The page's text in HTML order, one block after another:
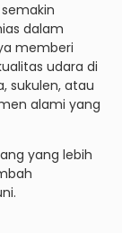
dalam
memberi
udara di
sukulen, atau
alami yang
yang lebih